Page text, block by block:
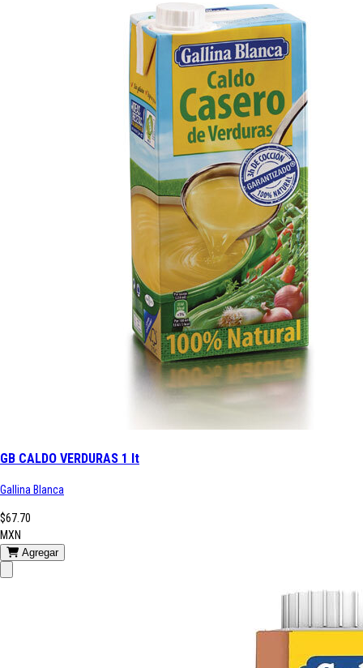
GB CALDO VERDURAS 1 lt
Gallina Blanca
$67.70
MXN
Agregar